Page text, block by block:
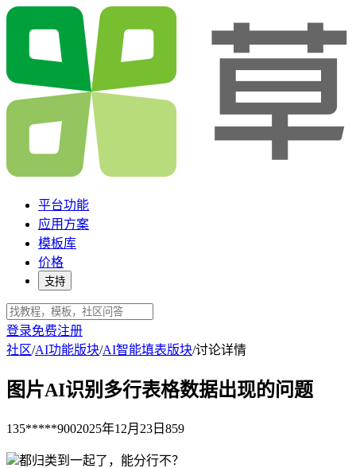
平台功能
应用方案
模板库
价格
支持
登录免费注册
社区/AI功能版块/AI智能填表版块/讨论详情
图片AI识别多行表格数据出现的问题
135*****9002025年12月23日 859
都归类到一起了，能分行不？